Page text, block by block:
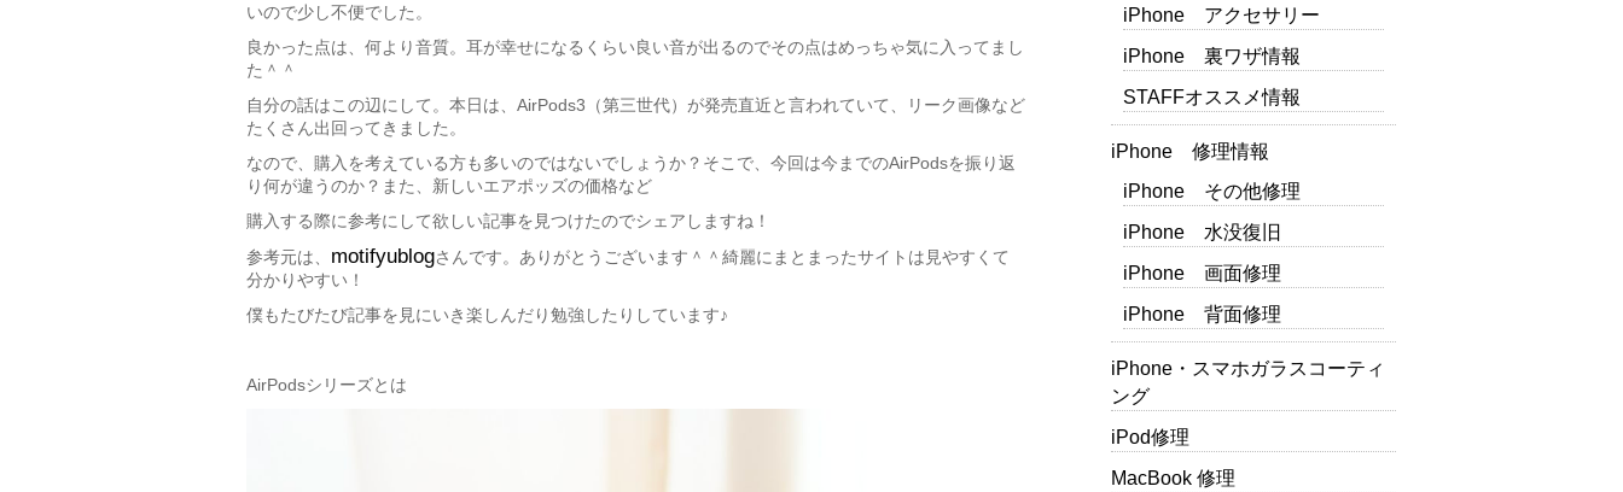
いので少し不便でした。
良かった点は、何より音質。耳が幸せになるくらい良い音が出るのでその点はめっちゃ気に入ってまし
た＾＾
自分の話はこの辺にして。本日は、AirPods3（第三世代）が発売直近と言われていて、リーク画像など
たくさん出回ってきました。
なので、購入を考えている方も多いのではないでしょうか？そこで、今回は今までのAirPodsを振り返
り何が違うのか？また、新しいエアポッズの価格など
購入する際に参考にして欲しい記事を見つけたのでシェアしますね！
参考元は、 motifyublogさんです。ありがとうございます＾＾綺麗にまとまったサイトは見やすくて
分かりやすい！
僕もたびたび記事を見にいき楽しんだり勉強したりしています♪
AirPodsシリーズとは
iPhone アクセサリー
iPhone 裏ワザ情報
STAFFオススメ情報
iPhone 修理情報
iPhone その他修理
iPhone 水没復旧
iPhone 画面修理
iPhone 背面修理
iPhone・スマホガラスコーティ
ング
iPod修理
MacBook 修理